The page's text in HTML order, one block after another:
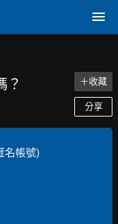
？ ＋收藏
分享
名帳號)